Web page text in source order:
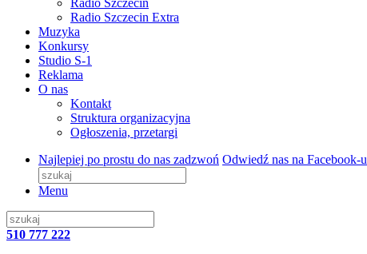
Radio Szczecin
Radio Szczecin Extra
Muzyka
Konkursy
Studio S-1
Reklama
O nas
Kontakt
Struktura organizacyjna
Ogłoszenia, przetargi
Najlepiej po prostu do nas zadzwoń Odwiedź nas na Facebook-u
Menu
510 777 222